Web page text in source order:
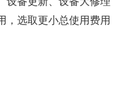
，选取更小总使用费用